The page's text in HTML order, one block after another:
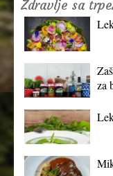
Zdravlje sa
za